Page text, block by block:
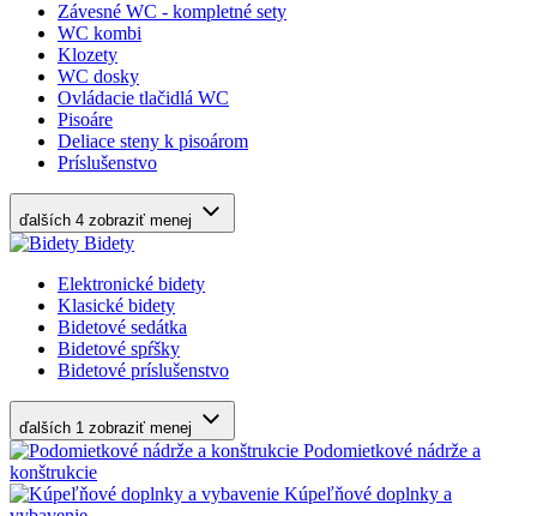
Závesné WC - kompletné sety
WC kombi
Klozety
WC dosky
Ovládacie tlačidlá WC
Pisoáre
Deliace steny k pisoárom
Príslušenstvo
ďalších 4 zobraziť menej
Bidety
Elektronické bidety
Klasické bidety
Bidetové sedátka
Bidetové spŕšky
Bidetové príslušenstvo
ďalších 1 zobraziť menej
Podomietkové nádrže a
konštrukcie
Kúpeľňové doplnky a